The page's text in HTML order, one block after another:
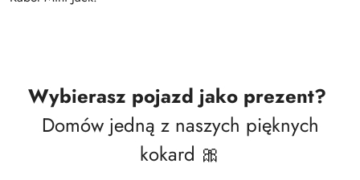
Wybierasz pojazd jako prezent?
Domów jedną z naszych pięknych
kokard 🎀